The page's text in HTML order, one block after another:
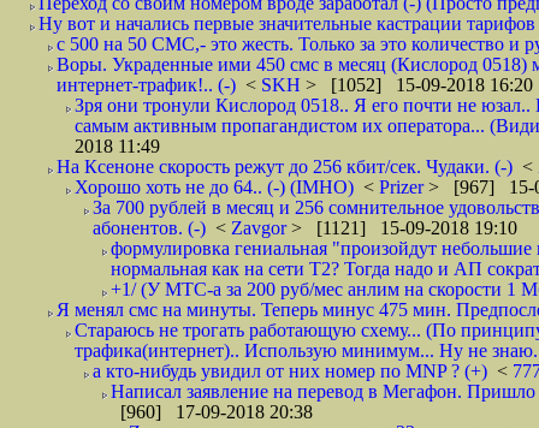
Ну вот и начались первые значительные кастрации
с 500 на 50 СМС,- это жесть. Только за это количество и
Воры. Украденные ими 450 смс в месяц (Кислород 0518)
интернет-трафик!.. (-) < SKH > [1052] 15-09-2018 16:20
Зря они тронули Кислород 0518.. Я его почти не
самым активным пропагандистом их оператора...
2018 11:49
На Ксеноне скорость режут до 256 кбит/сек. Чудаки. (-) <
Хорошо хоть не до 64.. (-) (IMHO) < Prizer> [967] 15-
За 700 рублей в месяц и 256 сомнительное
абонентов. (-) < Zavgor> [1121] 15-09-2018 19:10
формулировка гениальная "произойдут небольшие
нормальная как на сети Т2? Тогда надо и АП
+1/ (У МТС-а за 200 руб/мес анлим на скорости 1
Я менял смс на минуты. Теперь минус 475 мин.
Стараюсь не трогать работающую схему... (По
трафика(интернет).. Использую минимум... Ну не
а кто-нибудь увидил от них номер по MNP ? (+) <
Написал заявление на перевод в Мегафон.
[960] 17-09-2018 20:38